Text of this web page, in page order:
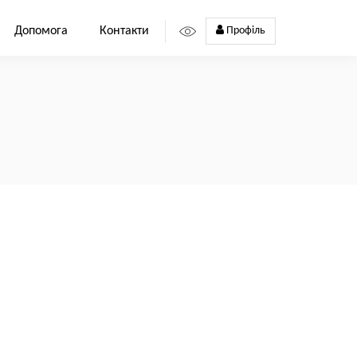
Допомога Контакти Профіль